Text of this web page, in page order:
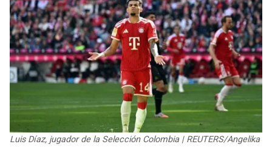
OTRAS LIGAS
BROWNS
STEELERS
TEXANS
JAGUARS
HAWKS
HORNETS
HEAT
WIZARDS
Luis Díaz, jugador de la Selección Colombia | REUTERS/Angelika